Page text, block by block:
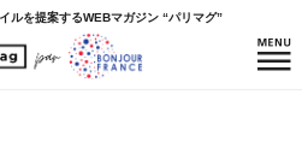
ルを提案するWEBマガジン “パリマグ”